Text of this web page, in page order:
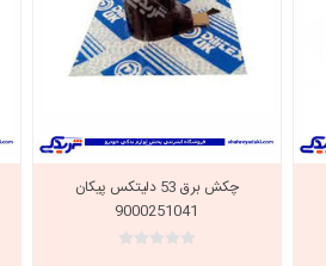
چکش برق 53 دلیتکس پیکان
9000251041